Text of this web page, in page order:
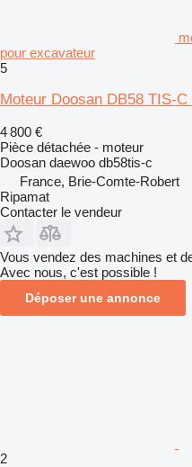
pour excavateur
5
Moteur Doosan DB58 TIS-
4 800 €
Pièce détachée - moteur
Doosan daewoo db58tis-c
France, Brie-Comte-Robert
Ripamat
Contacter le vendeur
Vous vendez des machines et
Avec nous, c'est possible !
Déposer une annonce
2